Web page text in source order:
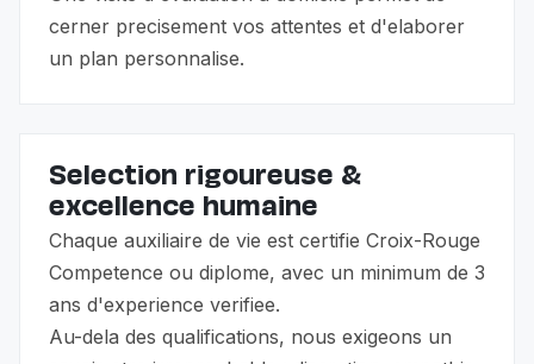
cerner precisement vos attentes et d'elaborer
un plan personnalise.
Selection rigoureuse &
excellence humaine
Chaque auxiliaire de vie est certifie Croix-Rouge
Competence ou diplome, avec un minimum de 3
ans d'experience verifiee.
Au-dela des qualifications, nous exigeons un